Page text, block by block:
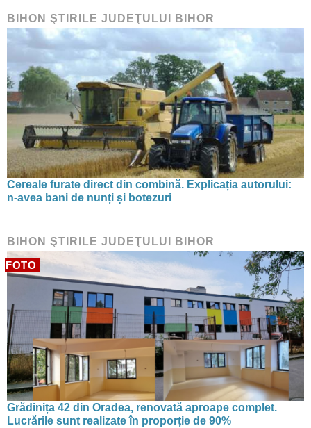
BIHON ŞTIRILE JUDEŢULUI BIHOR
Cereale furate direct din combină. Explicația autorului:
n-avea bani de nunți și botezuri
BIHON ŞTIRILE JUDEŢULUI BIHOR
FOTO
Grădinița 42 din Oradea, renovată aproape complet.
Lucrările sunt realizate în proporție de 90%